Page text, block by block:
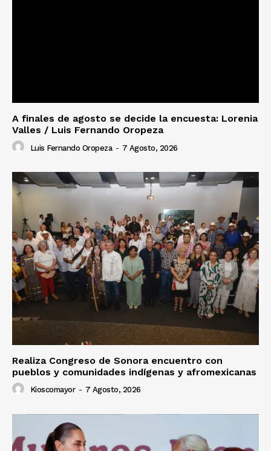
A finales de agosto se decide la encuesta: Lorenia
Valles / Luis Fernando Oropeza
Luis Fernando Oropeza - 7 Agosto, 2026
Realiza Congreso de Sonora encuentro con
pueblos y comunidades indígenas y afromexicanas
Kioscomayor - 7 Agosto, 2026